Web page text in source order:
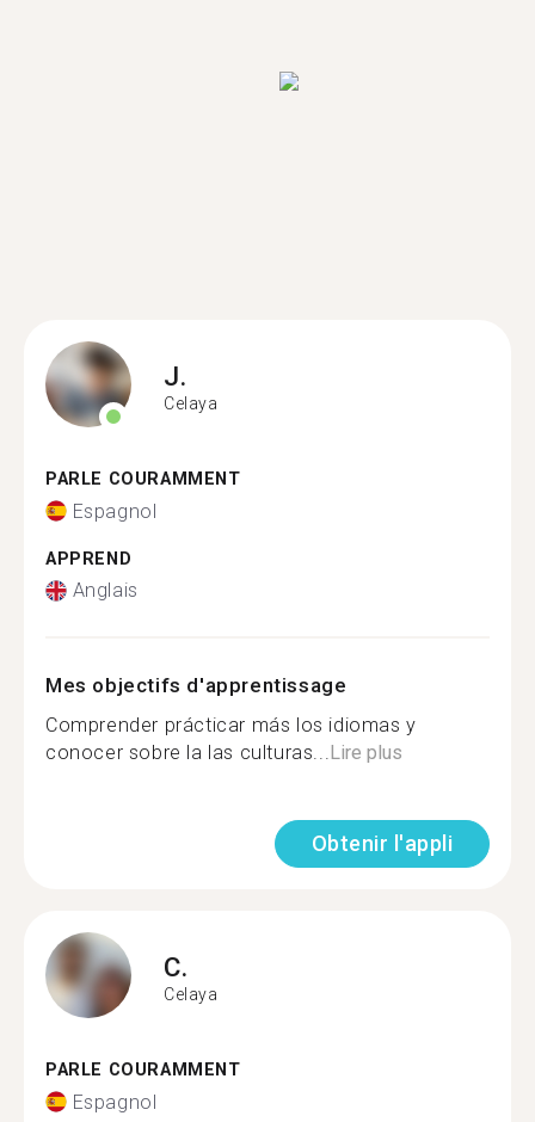
J.
Celaya
PARLE COURAMMENT
Espagnol
APPREND
Anglais
Mes objectifs d'apprentissage
Comprender prácticar más los idiomas y
conocer sobre la las culturas...Lire plus
Obtenir l'appli
C.
Celaya
PARLE COURAMMENT
Espagnol